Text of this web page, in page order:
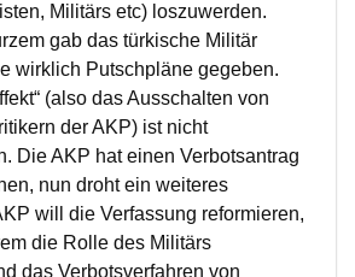
Militärs etc) loszuwerden.
gab das türkische Militär
wirklich Putschpläne gegeben.
(also das Ausschalten von
der AKP) ist nicht
Die AKP hat einen Verbotsantrag
nun droht ein weiteres
will die Verfassung reformieren,
die Rolle des Militärs
das Verbotsverfahren von